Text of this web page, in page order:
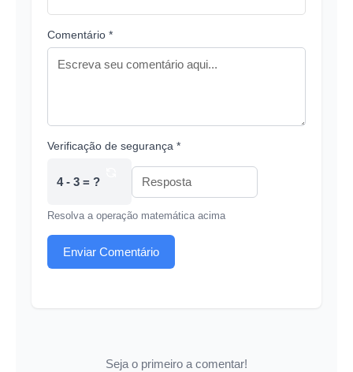
Comentário *
Verificação de segurança *
4 - 3 = ?
Resolva a operação matemática acima
Enviar Comentário
Seja o primeiro a comentar!